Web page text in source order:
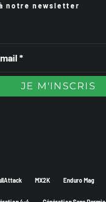
notre newsletter
MX2K Enduro Mag